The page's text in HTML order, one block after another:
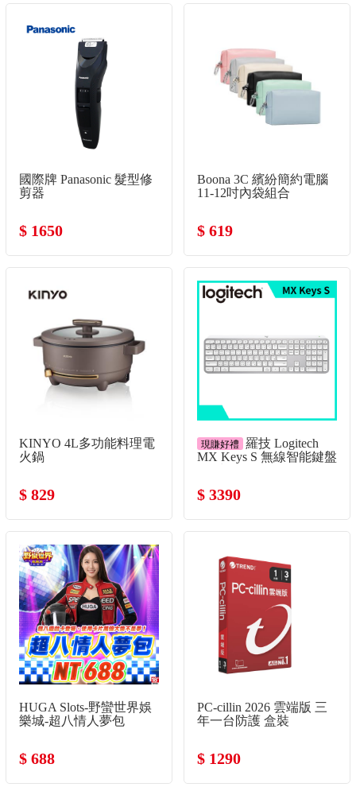
國際牌 Panasonic 髮型修
剪器
$ 1650
Boona 3C 繽紛簡約電腦
11-12吋內袋組合
$ 619
KINYO 4L多功能料理電
火鍋
$ 829
現賺好禮
羅技 Logitech
MX Keys S 無線智能鍵盤
$ 3390
HUGA Slots-野蠻世界娛
樂城-超八情人夢包
$ 688
PC-cillin 2026 雲端版 三
年一台防護 盒裝
$ 1290